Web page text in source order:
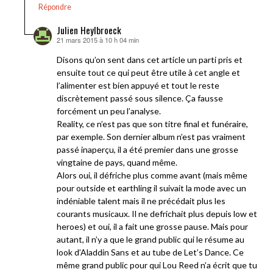
Répondre
Julien Heylbroeck
dit :
21 mars 2015 à 10 h 04 min
Disons qu’on sent dans cet article un parti pris et
ensuite tout ce qui peut être utile à cet angle et
l’alimenter est bien appuyé et tout le reste
discrètement passé sous silence. Ça fausse
forcément un peu l’analyse.
Reality, ce n’est pas que son titre final et funéraire,
par exemple. Son dernier album n’est pas vraiment
passé inaperçu, il a été premier dans une grosse
vingtaine de pays, quand même.
Alors oui, il défriche plus comme avant (mais même
pour outside et earthling il suivait la mode avec un
indéniable talent mais il ne précédait plus les
courants musicaux. Il ne defrichait plus depuis low et
heroes) et oui, il a fait une grosse pause. Mais pour
autant, il n’y a que le grand public qui le résume au
look d’Aladdin Sans et au tube de Let’s Dance. Ce
même grand public pour qui Lou Reed n’a écrit que tu